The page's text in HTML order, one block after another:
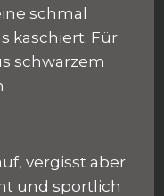
schmal
kaschiert. Für
schwarzem
vergisst aber
und sportlich